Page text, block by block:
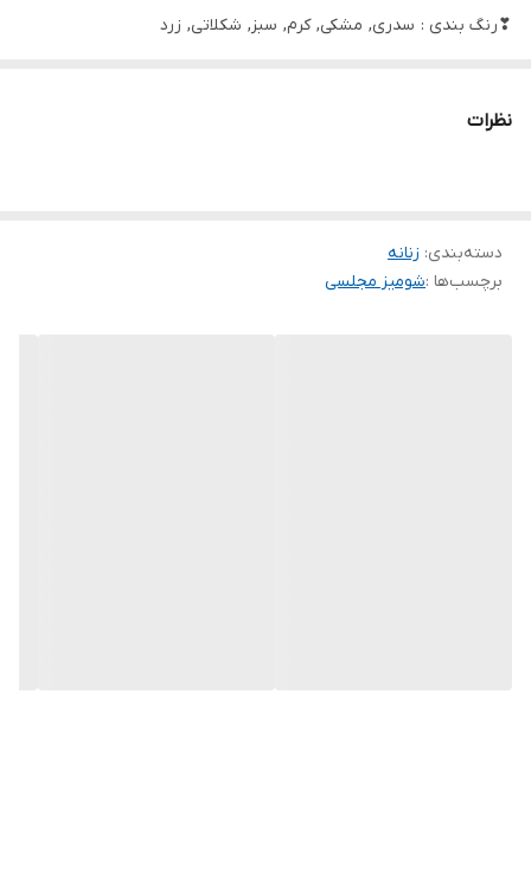
❣رنگ بندی : سدری, مشکی, کرم, سبز, شکلاتی, زرد
بند پارچه ای ندارد
نظرات
دسته‌بندی: زنانه
برچسب‌ها :شومیز مجلسی